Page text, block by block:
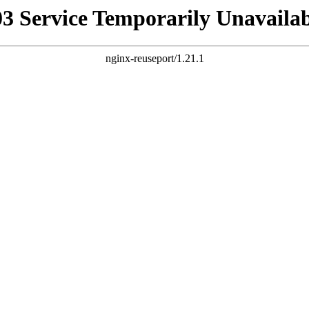
Service Temporarily
nginx-reuseport/1.21.1